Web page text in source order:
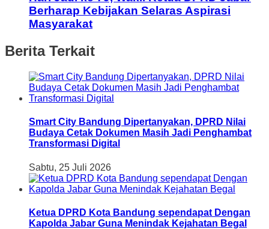
Berharap Kebijakan Selaras Aspirasi
Masyarakat
Berita Terkait
Smart City Bandung Dipertanyakan, DPRD Nilai
Budaya Cetak Dokumen Masih Jadi Penghambat
Transformasi Digital
Sabtu, 25 Juli 2026
Ketua DPRD Kota Bandung sependapat Dengan
Kapolda Jabar Guna Menindak Kejahatan Begal